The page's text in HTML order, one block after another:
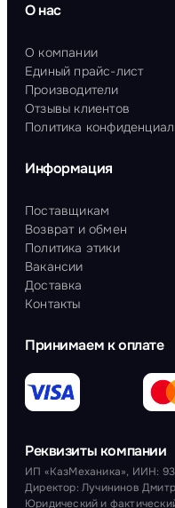
О нас
О компании
Единый прайс-лист
Производители
Отзывы клиентов
Политика
Информация
Поставщикам
Возврат и обмен
Политика этики
Вакансии
Доставка
Контакты
Принимаем к оплате
Реквизиты компании
ИП «КазМеханика», ИИН:
Директор: Лучининов
Юридический и